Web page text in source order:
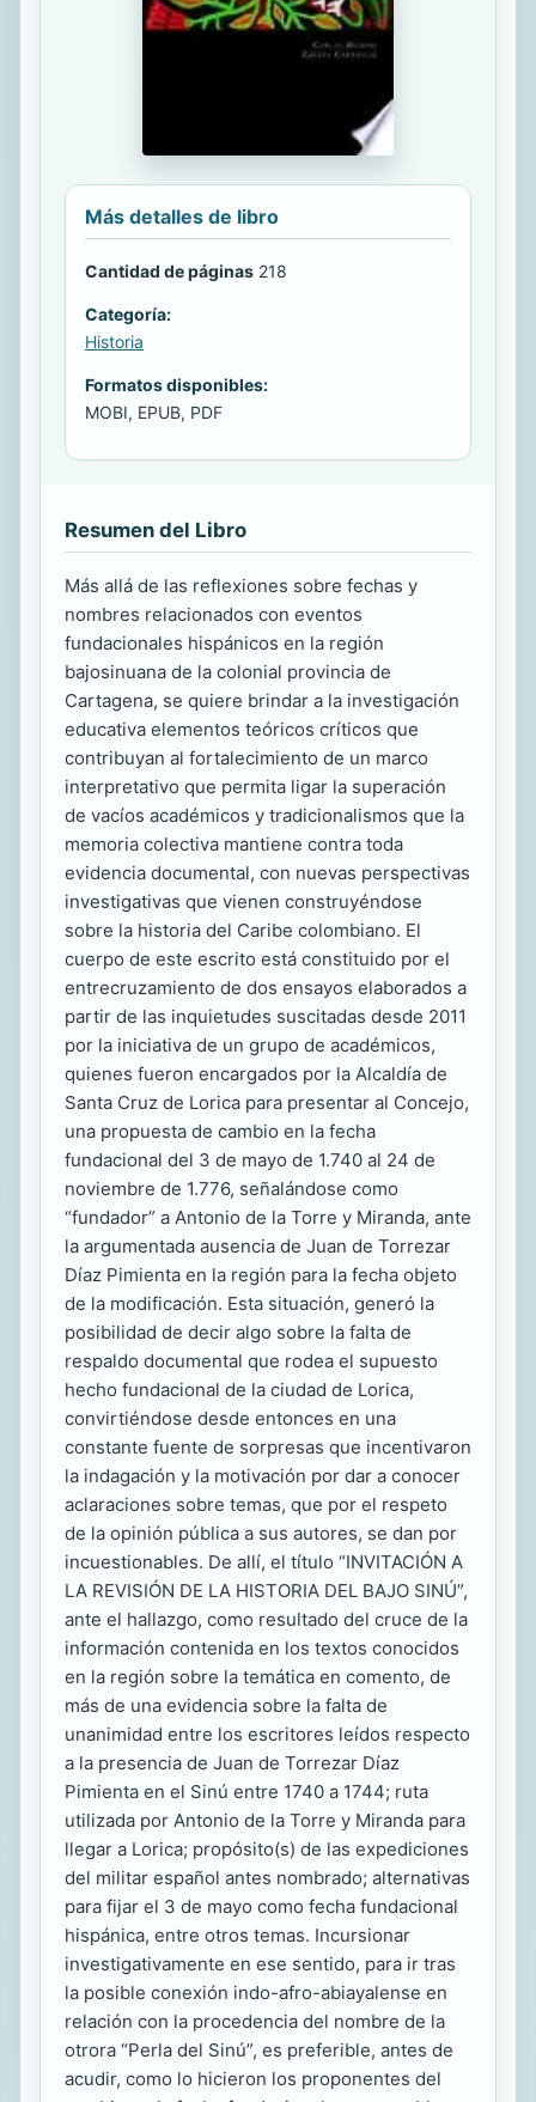
Más detalles de libro
Cantidad de páginas 218
Categoría:
Historia
Formatos disponibles:
MOBI, EPUB, PDF
Resumen del Libro
Más allá de las reflexiones sobre fechas y
nombres relacionados con eventos
fundacionales hispánicos en la región
bajosinuana de la colonial provincia de
Cartagena, se quiere brindar a la investigación
educativa elementos teóricos críticos que
contribuyan al fortalecimiento de un marco
interpretativo que permita ligar la superación
de vacíos académicos y tradicionalismos que la
memoria colectiva mantiene contra toda
evidencia documental, con nuevas perspectivas
investigativas que vienen construyéndose
sobre la historia del Caribe colombiano. El
cuerpo de este escrito está constituido por el
entrecruzamiento de dos ensayos elaborados a
partir de las inquietudes suscitadas desde 2011
por la iniciativa de un grupo de académicos,
quienes fueron encargados por la Alcaldía de
Santa Cruz de Lorica para presentar al Concejo,
una propuesta de cambio en la fecha
fundacional del 3 de mayo de 1.740 al 24 de
noviembre de 1.776, señalándose como
“fundador” a Antonio de la Torre y Miranda, ante
la argumentada ausencia de Juan de Torrezar
Díaz Pimienta en la región para la fecha objeto
de la modificación. Esta situación, generó la
posibilidad de decir algo sobre la falta de
respaldo documental que rodea el supuesto
hecho fundacional de la ciudad de Lorica,
convirtiéndose desde entonces en una
constante fuente de sorpresas que incentivaron
la indagación y la motivación por dar a conocer
aclaraciones sobre temas, que por el respeto
de la opinión pública a sus autores, se dan por
incuestionables. De allí, el título “INVITACIÓN A
LA REVISIÓN DE LA HISTORIA DEL BAJO SINÚ”,
ante el hallazgo, como resultado del cruce de la
información contenida en los textos conocidos
en la región sobre la temática en comento, de
más de una evidencia sobre la falta de
unanimidad entre los escritores leídos respecto
a la presencia de Juan de Torrezar Díaz
Pimienta en el Sinú entre 1740 a 1744; ruta
utilizada por Antonio de la Torre y Miranda para
llegar a Lorica; propósito(s) de las expediciones
del militar español antes nombrado; alternativas
para fijar el 3 de mayo como fecha fundacional
hispánica, entre otros temas. Incursionar
investigativamente en ese sentido, para ir tras
la posible conexión indo-afro-abiayalense en
relación con la procedencia del nombre de la
otrora “Perla del Sinú”, es preferible, antes de
acudir, como lo hicieron los proponentes del